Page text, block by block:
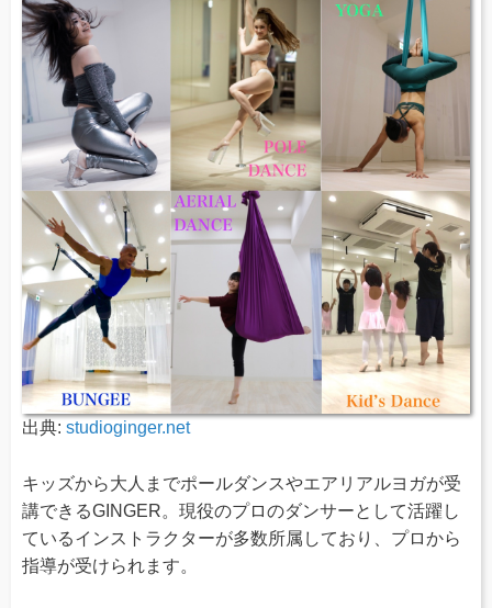
出典: studioginger.net
キッズから大人までポールダンスやエアリアルヨガが受
講できるGINGER。現役のプロのダンサーとして活躍し
ているインストラクターが多数所属しており、プロから
指導が受けられます。